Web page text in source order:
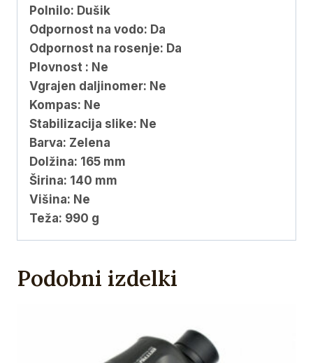
Polnilo: Dušik
Odpornost na vodo: Da
Odpornost na rosenje: Da
Plovnost : Ne
Vgrajen daljinomer: Ne
Kompas: Ne
Stabilizacija slike: Ne
Barva: Zelena
Dolžina: 165 mm
Širina: 140 mm
Višina: Ne
Teža: 990 g
Podobni izdelki